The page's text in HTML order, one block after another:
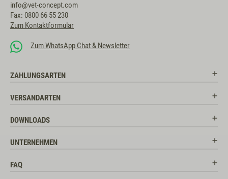
info@vet-concept.com
Fax: 0800 66 55 230
Zum Kontaktformular
Zum WhatsApp Chat & Newsletter
ZAHLUNGSARTEN
VERSANDARTEN
DOWNLOADS
UNTERNEHMEN
FAQ